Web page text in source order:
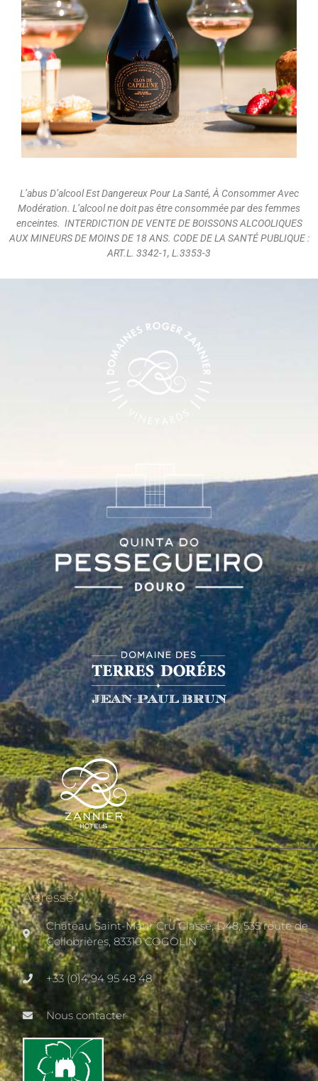
L’abus D’alcool Est Dangereux Pour La Santé, À Consommer Avec
Modération. L’alcool ne doit pas être consommée par des femmes
enceintes. INTERDICTION DE VENTE DE BOISSONS ALCOOLIQUES
AUX MINEURS DE MOINS DE 18 ANS. CODE DE LA SANTÉ PUBLIQUE :
ART.L. 3342-1, L.3353-3
Adresse
Château Saint-Maur Cru Classé, D48, 535 route de
Collobrières, 83310 COGOLIN
+33 (0)4 94 95 48 48
Nous contacter